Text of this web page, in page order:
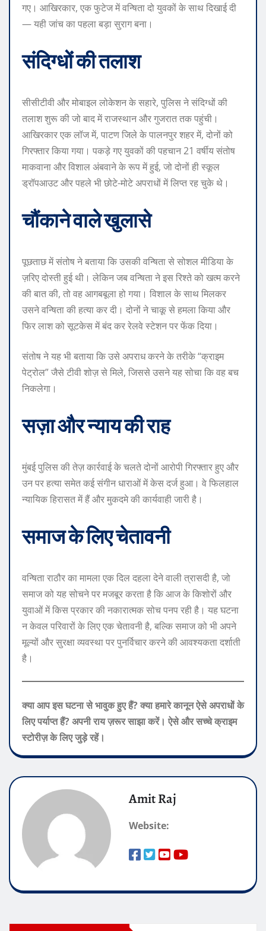
गए। आखिरकार, एक फुटेज में वन्षिता दो युवकों के साथ दिखाई दी
— यही जांच का पहला बड़ा सुराग बना।
संदिग्धों की तलाश
सीसीटीवी और मोबाइल लोकेशन के सहारे, पुलिस ने संदिग्धों की
तलाश शुरू की जो बाद में राजस्थान और गुजरात तक पहुंची।
आखिरकार एक लॉज में, पाटण जिले के पालनपुर शहर में, दोनों को
गिरफ्तार किया गया। पकड़े गए युवकों की पहचान 21 वर्षीय संतोष
माकवाना और विशाल अंबवाने के रूप में हुई, जो दोनों ही स्कूल
ड्रॉपआउट और पहले भी छोटे-मोटे अपराधों में लिप्त रह चुके थे।
चौंकाने वाले खुलासे
पूछताछ में संतोष ने बताया कि उसकी वन्षिता से सोशल मीडिया के
ज़रिए दोस्ती हुई थी। लेकिन जब वन्षिता ने इस रिश्ते को खत्म करने
की बात की, तो वह आगबबूला हो गया। विशाल के साथ मिलकर
उसने वन्षिता की हत्या कर दी। दोनों ने चाकू से हमला किया और
फिर लाश को सूटकेस में बंद कर रेलवे स्टेशन पर फेंक दिया।
संतोष ने यह भी बताया कि उसे अपराध करने के तरीके “क्राइम
पेट्रोल” जैसे टीवी शोज़ से मिले, जिससे उसने यह सोचा कि वह बच
निकलेगा।
सज़ा और न्याय की राह
मुंबई पुलिस की तेज़ कार्रवाई के चलते दोनों आरोपी गिरफ्तार हुए और
उन पर हत्या समेत कई संगीन धाराओं में केस दर्ज हुआ। वे फिलहाल
न्यायिक हिरासत में हैं और मुकदमे की कार्यवाही जारी है।
समाज के लिए चेतावनी
वन्षिता राठौर का मामला एक दिल दहला देने वाली त्रासदी है, जो
समाज को यह सोचने पर मजबूर करता है कि आज के किशोरों और
युवाओं में किस प्रकार की नकारात्मक सोच पनप रही है। यह घटना
न केवल परिवारों के लिए एक चेतावनी है, बल्कि समाज को भी अपने
मूल्यों और सुरक्षा व्यवस्था पर पुनर्विचार करने की आवश्यकता दर्शाती
है।
क्या आप इस घटना से भावुक हुए हैं? क्या हमारे कानून ऐसे अपराधों के
लिए पर्याप्त हैं? अपनी राय ज़रूर साझा करें। ऐसे और सच्चे क्राइम
स्टोरीज़ के लिए जुड़े रहें।
Amit Raj
Website: